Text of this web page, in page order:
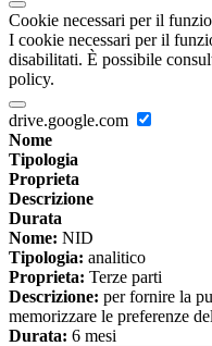
Cookie necessari per il
I cookie necessari per il
disabilitati. È possibile
policy.
drive.google.com
Nome
Tipologia
Proprieta
Descrizione
Durata
Nome: NID
Tipologia: analitico
Proprieta: Terze parti
Descrizione: per fornire la
memorizzare le preferenze
Durata: 6 mesi